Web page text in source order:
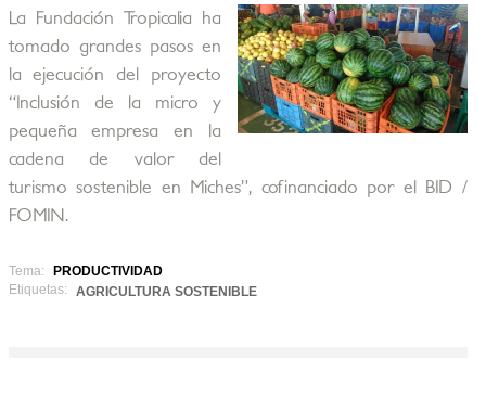
La Fundación Tropicalia ha
tomado grandes pasos en
la ejecución del proyecto
“Inclusión de la micro y
pequeña empresa en la
cadena de valor del
turismo sostenible en Miches”, cofinanciado por el BID /
FOMIN.
Tema:
PRODUCTIVIDAD
Etiquetas:
AGRICULTURA SOSTENIBLE